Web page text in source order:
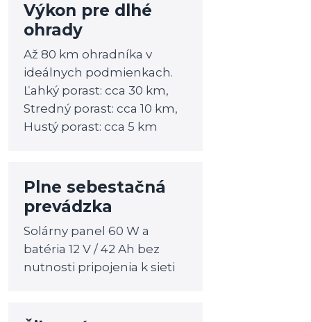
Výkon pre dlhé
ohrady
Až 80 km ohradníka v
ideálnych podmienkach.
Ľahký porast: cca 30 km,
Stredný porast: cca 10 km,
Hustý porast: cca 5 km
Plne sebestačná
prevádzka
Solárny panel 60 W a
batéria 12 V / 42 Ah bez
nutnosti pripojenia k sieti